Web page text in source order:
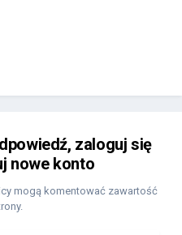
zaloguj się
nowe konto
mogą komentować zawartość